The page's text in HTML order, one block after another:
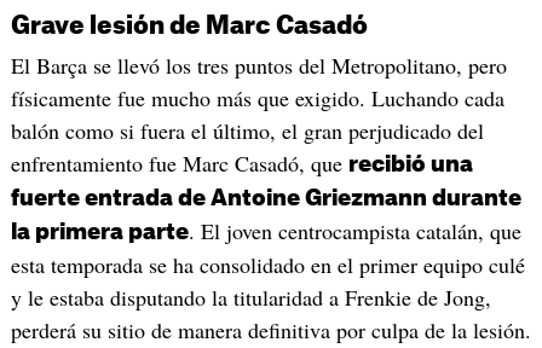
Grave lesión de Marc Casadó
El Barça se llevó los tres puntos del Metropolitano, pero
físicamente fue mucho más que exigido. Luchando cada
balón como si fuera el último, el gran perjudicado del
enfrentamiento fue Marc Casadó, que recibió una
fuerte entrada de Antoine Griezmann durante
la primera parte. El joven centrocampista catalán, que
esta temporada se ha consolidado en el primer equipo culé
y le estaba disputando la titularidad a Frenkie de Jong,
perderá su sitio de manera definitiva por culpa de la lesión.